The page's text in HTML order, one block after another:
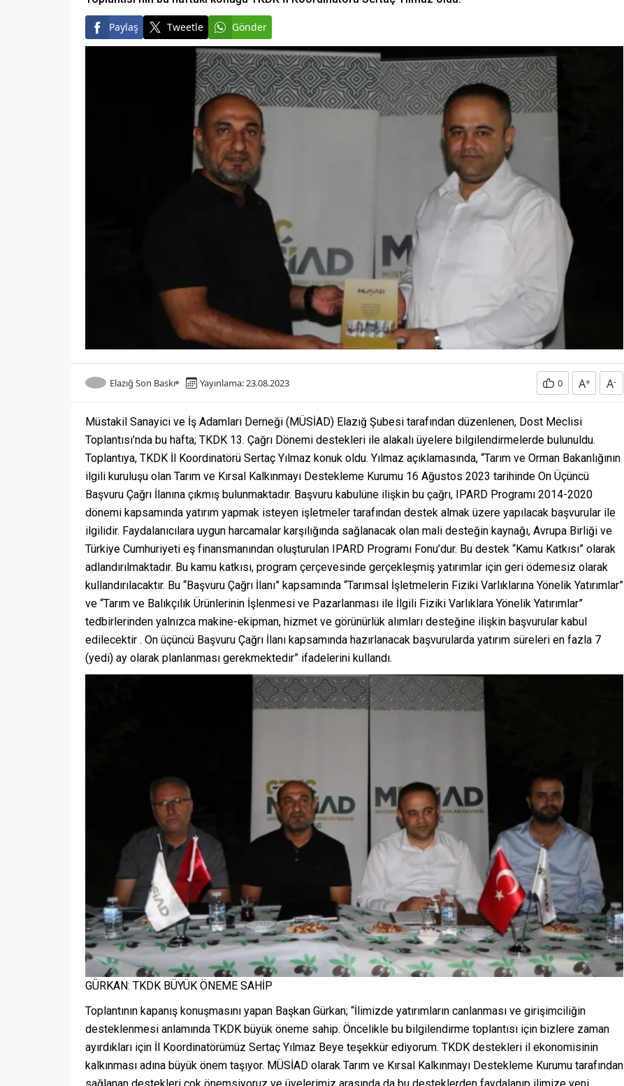
Paylaş Tweetle Gönder
Elazığ Son Baskı Yayınlama: 23.08.2023 0 A+ A-
Müstakil Sanayici ve İş Adamları Derneği (MÜSİAD) Elazığ Şubesi tarafından düzenlenen, Dost Meclisi
Toplantısı’nda bu hafta; TKDK 13. Çağrı Dönemi destekleri ile alakalı üyelere bilgilendirmelerde bulunuldu.
Toplantıya, TKDK İl Koordinatörü Sertaç Yılmaz konuk oldu. Yılmaz açıklamasında, “Tarım ve Orman Bakanlığının
ilgili kuruluşu olan Tarım ve Kırsal Kalkınmayı Destekleme Kurumu 16 Ağustos 2023 tarihinde On Üçüncü
Başvuru Çağrı İlanına çıkmış bulunmaktadır. Başvuru kabulüne ilişkin bu çağrı, IPARD Programı 2014-2020
dönemi kapsamında yatırım yapmak isteyen işletmeler tarafından destek almak üzere yapılacak başvurular ile
ilgilidir. Faydalanıcılara uygun harcamalar karşılığında sağlanacak olan mali desteğin kaynağı, Avrupa Birliği ve
Türkiye Cumhuriyeti eş finansmanından oluşturulan IPARD Programı Fonu’dur. Bu destek “Kamu Katkısı” olarak
adlandırılmaktadır. Bu kamu katkısı, program çerçevesinde gerçekleşmiş yatırımlar için geri ödemesiz olarak
kullandırılacaktır. Bu “Başvuru Çağrı İlanı” kapsamında “Tarımsal İşletmelerin Fiziki Varlıklarına Yönelik Yatırımlar”
ve “Tarım ve Balıkçılık Ürünlerinin İşlenmesi ve Pazarlanması ile İlgili Fiziki Varlıklara Yönelik Yatırımlar”
tedbirlerinden yalnızca makine-ekipman, hizmet ve görünürlük alımları desteğine ilişkin başvurular kabul
edilecektir . On üçüncü Başvuru Çağrı İlanı kapsamında hazırlanacak başvurularda yatırım süreleri en fazla 7
(yedi) ay olarak planlanması gerekmektedir” ifadelerini kullandı.
GÜRKAN: TKDK BÜYÜK ÖNEME SAHİP
Toplantının kapanış konuşmasını yapan Başkan Gürkan; “İlimizde yatırımların canlanması ve girişimciliğin
desteklenmesi anlamında TKDK büyük öneme sahip. Öncelikle bu bilgilendirme toplantısı için bizlere zaman
ayırdıkları için İl Koordinatörümüz Sertaç Yılmaz Beye teşekkür ediyorum. TKDK destekleri il ekonomisinin
kalkınması adına büyük önem taşıyor. MÜSİAD olarak Tarım ve Kırsal Kalkınmayı Destekleme Kurumu tarafından
sağlanan destekleri çok önemsiyoruz ve üyelerimiz arasında da bu desteklerden faydalanıp ilimize yeni